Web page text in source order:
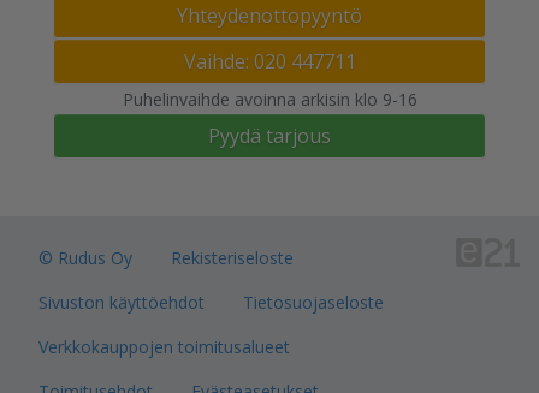
Yhteydenottopyyntö
Vaihde: 020 447711
Puhelinvaihde avoinna arkisin klo 9-16
Pyydä tarjous
© Rudus Oy
Rekisteriseloste
Sivuston käyttöehdot
Tietosuojaseloste
Verkkokauppojen toimitusalueet